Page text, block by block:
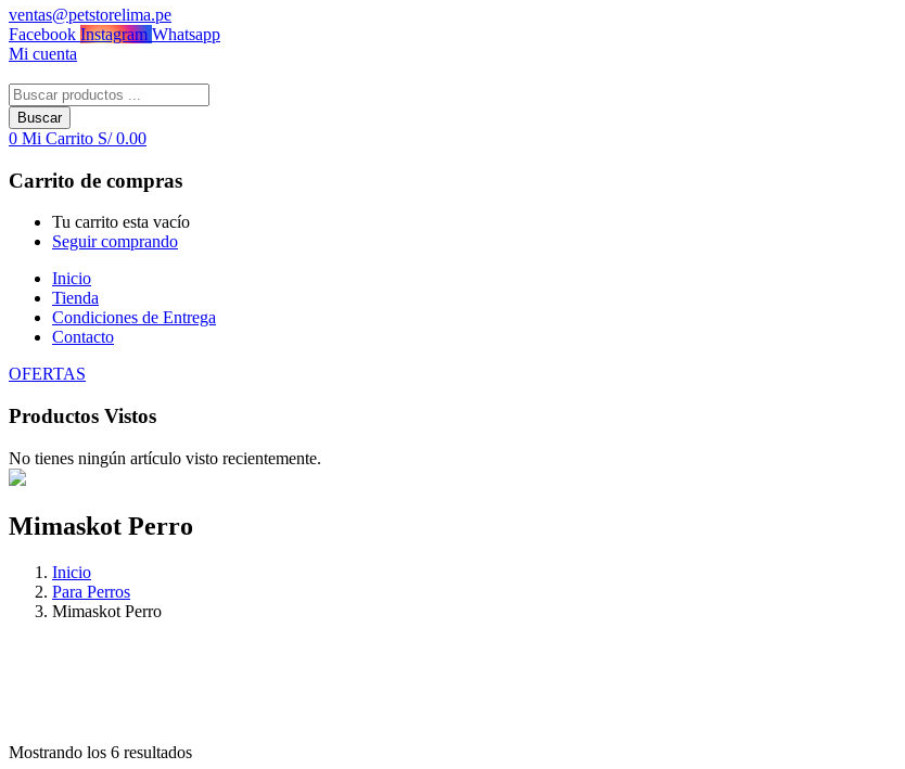
ventas@petstorelima.pe
Facebook Instagram Whatsapp
Mi cuenta
Buscar
0 Mi Carrito S/0.00
Carrito de compras
Tu carrito esta vacío
Seguir comprando
Inicio
Tienda
Condiciones de Entrega
Contacto
OFERTAS
Productos Vistos
No tienes ningún artículo visto recientemente.
Mimaskot Perro
Inicio
Para Perros
Mimaskot Perro
Mostrando los 6 resultados